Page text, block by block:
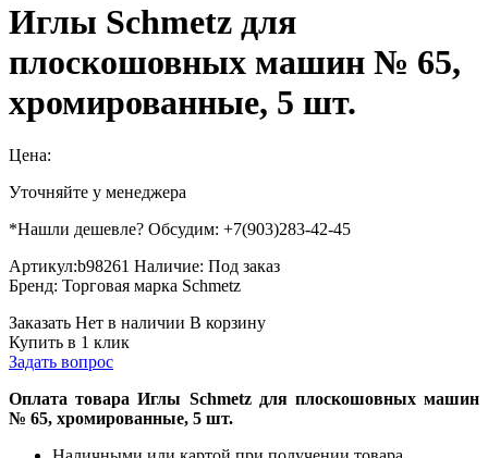
Иглы Schmetz для
плоскошовных машин № 65,
хромированные, 5 шт.
Цена:
Уточняйте у менеджера
*Нашли дешевле? Обсудим: +7(903)283-42-45
Артикул:b98261 Наличие: Под заказ
Бренд: Торговая марка Schmetz
Заказать Нет в наличии В корзину
Купить в 1 клик
Задать вопрос
Оплата товара Иглы Schmetz для плоскошовных машин
№ 65, хромированные, 5 шт.